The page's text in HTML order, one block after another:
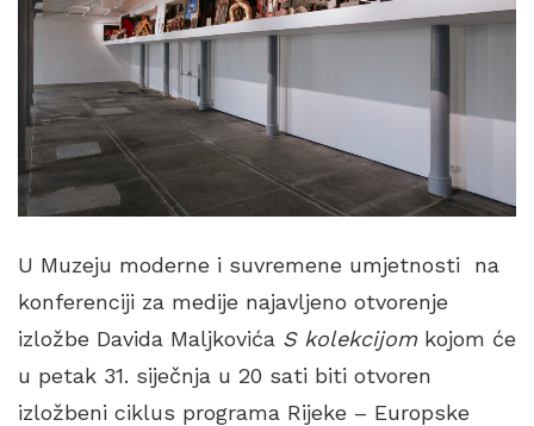
U Muzeju moderne i suvremene umjetnosti na
konferenciji za medije najavljeno otvorenje
izložbe Davida Maljkovića S kolekcijom kojom će
u petak 31. siječnja u 20 sati biti otvoren
izložbeni ciklus programa Rijeke – Europske